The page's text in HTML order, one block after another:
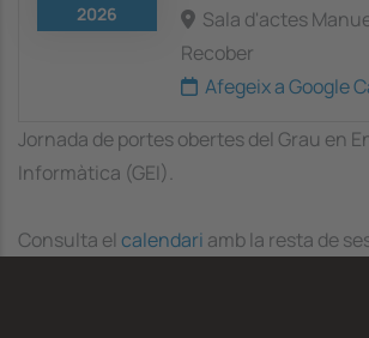
2026
Sala d'actes
Recober
Afegeix a Google
Jornada de portes obertes del Grau en
Informàtica (GEI).
Consulta el calendari amb la resta de